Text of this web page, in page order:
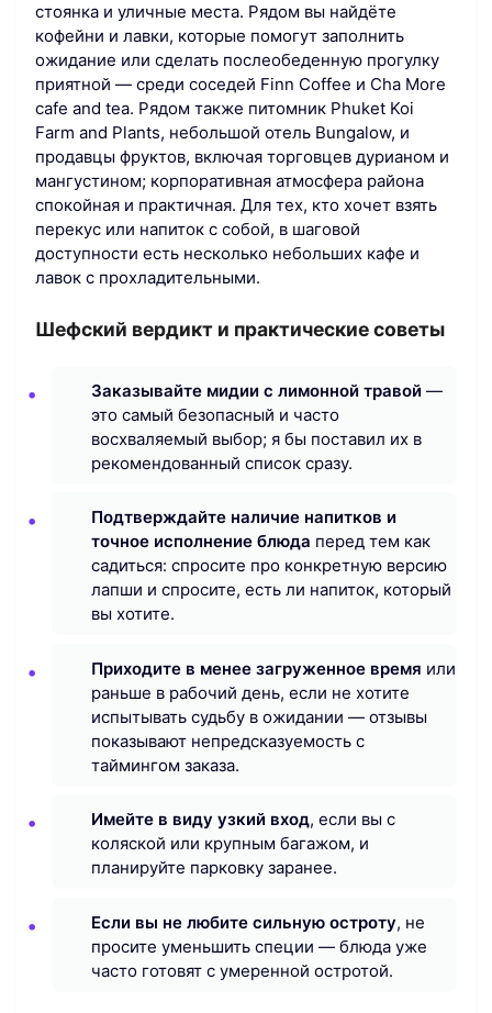
стоянка и уличные места. Рядом вы найдёте
кофейни и лавки, которые помогут заполнить
ожидание или сделать послеобеденную прогулку
приятной — среди соседей Finn Coffee и Cha More
cafe and tea. Рядом также питомник Phuket Koi
Farm and Plants, небольшой отель Bungalow, и
продавцы фруктов, включая торговцев дурианом и
мангустином; корпоративная атмосфера района
спокойная и практичная. Для тех, кто хочет взять
перекус или напиток с собой, в шаговой
доступности есть несколько небольших кафе и
лавок с прохладительными.
Шефский вердикт и практические советы
Заказывайте мидии с лимонной травой —
это самый безопасный и часто
восхваляемый выбор; я бы поставил их в
рекомендованный список сразу.
Подтверждайте наличие напитков и
точное исполнение блюда перед тем как
садиться: спросите про конкретную версию
лапши и спросите, есть ли напиток, который
вы хотите.
Приходите в менее загруженное время или
раньше в рабочий день, если не хотите
испытывать судьбу в ожидании — отзывы
показывают непредсказуемость с
таймингом заказа.
Имейте в виду узкий вход, если вы с
коляской или крупным багажом, и
планируйте парковку заранее.
Если вы не любите сильную остроту, не
просите уменьшить специи — блюда уже
часто готовят с умеренной остротой.